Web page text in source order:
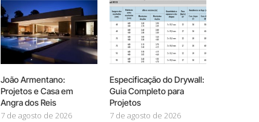
João Armentano:
Projetos e Casa em
Angra dos Reis
7 de agosto de 2026
Especificação do Drywall:
Guia Completo para
Projetos
7 de agosto de 2026